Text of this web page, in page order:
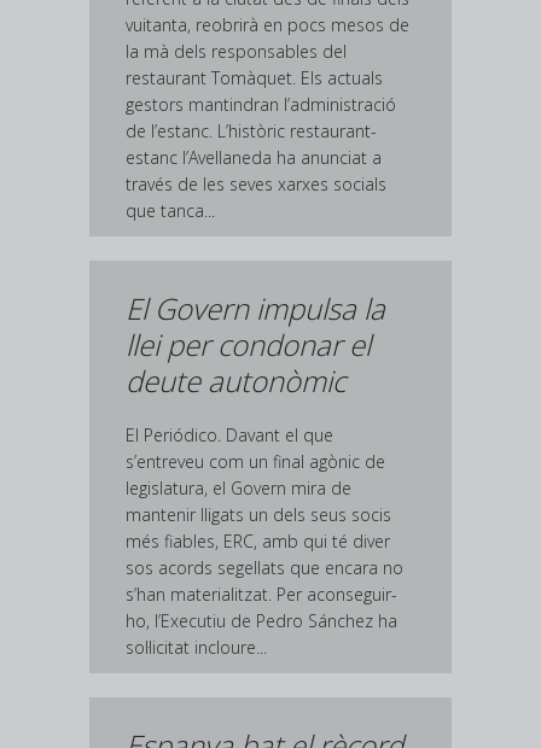
vuitanta, reobrirà en pocs mesos de
la mà dels responsables del
restaurant Tomàquet. Els actuals
gestors mantindran l’administració
de l’estanc. L’històric restaurant-
estanc l’Avellaneda ha anunciat a
través de les seves xarxes socials
que tanca...
El Govern impulsa la
llei per condonar el
deute autonòmic
El Periódico. Davant el que
s’entreveu com un final agònic de
legislatura, el Govern mira de
mantenir lligats un dels seus socis
més fiables, ERC, amb qui té diver
sos acords segellats que encara no
s’han materialitzat. Per aconseguir-
ho, l’Executiu de Pedro Sánchez ha
sol·licitat incloure...